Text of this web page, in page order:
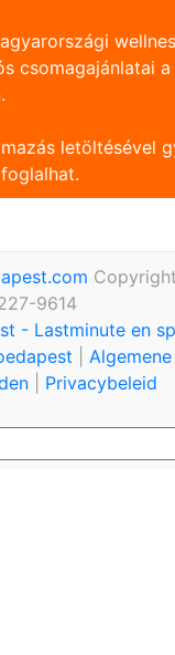
csomagajánlatai a
letöltésével
9614
- Lastminute en
Algemene
Privacybeleid